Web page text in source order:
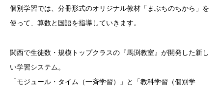
個別学習では、分冊形式のオリジナル教材「まぶちのちから」を
使って、算数と国語を指導していきます。
関西で生徒数・規模トップクラスの『馬渕教室』が開発した新し
い学習システム。
「モジュール・タイム（一斉学習）」と「教科学習（個別学